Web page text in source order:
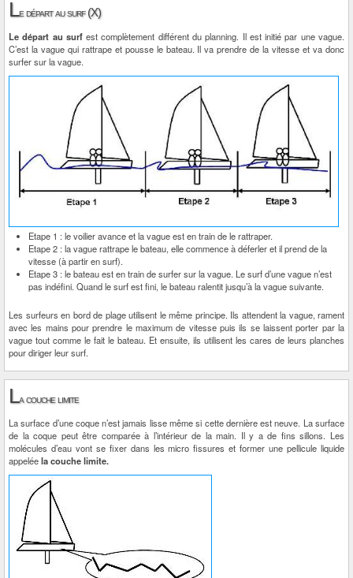
Le départ au surf (X)
Le départ au surfest complètement différent du planning. Il est initié par une vague.
C’est la vague qui rattrape et pousse le bateau. Il va prendre de la vitesse et va donc
surfer sur la vague.
Etape 1 : le voilier avance et la vague est en train de le rattraper.
Etape 2 : la vague rattrape le bateau, elle commence à déferler et il prend de la
vitesse (à partir en surf).
Etape 3 : le bateau est en train de surfer sur la vague. Le surf d’une vague n’est
pas indéfini. Quand le surf est fini, le bateau ralentit jusqu’à la vague suivante.
Les surfeurs en bord de plage utilisent le même principe. Ils attendent la vague, rament
avec les mains pour prendre le maximum de vitesse puis ils se laissent porter par la
vague tout comme le fait le bateau. Et ensuite, ils utilisent les cares de leurs planches
pour diriger leur surf.
La couche limite
La surface d’une coque n’est jamais lisse même si cette dernière est neuve. La surface
de la coque peut être comparée à l’intérieur de la main. Il y a de fins sillons. Les
molécules d’eau vont se fixer dans les micro fissures et former une pellicule liquide
appeléela couche limite.